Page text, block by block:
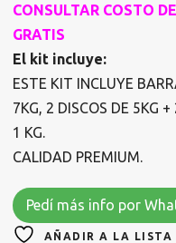
$75.820.
CONSULTAR COSTO
GRATIS
El kit incluye:
ESTE KIT INCLUYE
7KG, 2 DISCOS DE 5KG
1 KG.
CALIDAD PREMIUM.
Pedí más info por
AÑADIR A LA LISTA